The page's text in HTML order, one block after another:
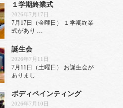
１学期終業式
2026年7月17日
7月17日（金曜日） １学期終業
式があり …
誕生会
2026年7月11日
7月11日（土曜日） お誕生会が
ありまし …
ボディペインティング
2026年7月10日